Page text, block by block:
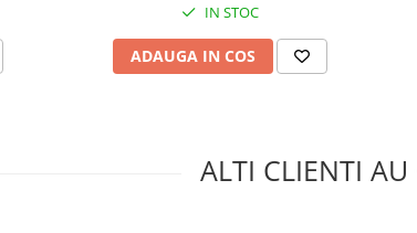
IN STOC
ADAUGA IN COS
ALTI CLIENTI